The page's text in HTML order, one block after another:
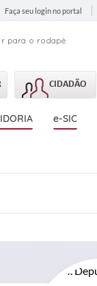
Faça seu login no portal
Ir para o rodapé
CIDADÃO
e-SIC